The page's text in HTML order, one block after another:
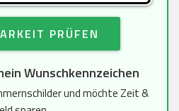
PRÜFEN
Wunschkennzeichen
und möchte Zeit &